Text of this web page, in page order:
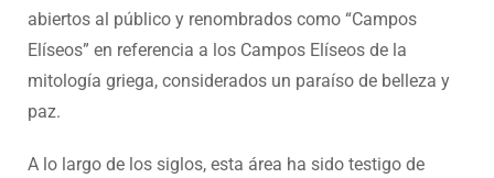
abiertos al público y renombrados como “Campos
Elíseos” en referencia a los Campos Elíseos de la
mitología griega, considerados un paraíso de belleza y
paz.
A lo largo de los siglos, esta área ha sido testigo de